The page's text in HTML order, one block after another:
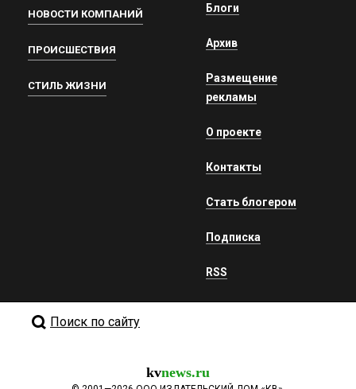
НОВОСТИ КОМПАНИЙ
ПРОИСШЕСТВИЯ
СТИЛЬ ЖИЗНИ
Блоги
Архив
Размещение
рекламы
О проекте
Контакты
Стать блогером
Подписка
RSS
Поиск по сайту
kvnews.ru